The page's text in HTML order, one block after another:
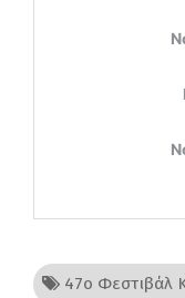
47ο Φεστιβάλ